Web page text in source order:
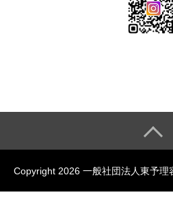
Copyright 2026 一般社団法人東予理